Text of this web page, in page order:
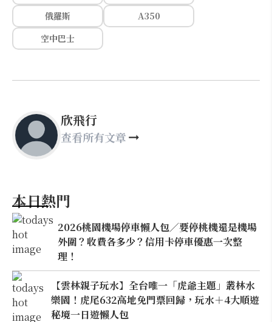
俄羅斯
A350
空中巴士
欣飛行
查看所有文章
本日熱門
2026桃園機場停車懶人包／要停桃機還是機場
外圍？收費各多少？信用卡停車優惠一次整
理！
【雲林親子玩水】全台唯一「虎爺主題」叢林水
樂園！虎尾632高地免門票回歸，玩水＋4大順遊
秘境一日遊懶人包